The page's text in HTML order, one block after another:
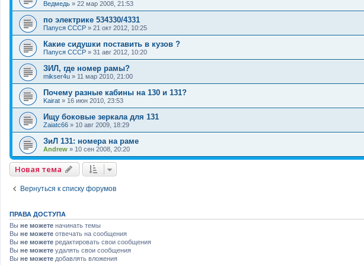
Ведмедь » 22 мар 2008, 21:53
по электрике 534330/4331
Папуся СССР » 21 окт 2012, 10:25
Какие сидушки поставить в кузов ?
Папуся СССР » 31 авг 2012, 10:20
ЗИЛ, где номер рамы?
mikser4u » 11 мар 2010, 21:00
Почему разные кабины на 130 и 131?
Kairat » 16 июн 2010, 23:53
Ищу боковые зеркала для 131
Zaiatc66 » 10 авг 2009, 18:29
ЗиЛ 131: номера на раме
Andrew » 10 сен 2008, 20:20
Новая тема
Вернуться к списку форумов
ПРАВА ДОСТУПА
Вы не можете начинать темы
Вы не можете отвечать на сообщения
Вы не можете редактировать свои сообщения
Вы не можете удалять свои сообщения
Вы не можете добавлять вложения